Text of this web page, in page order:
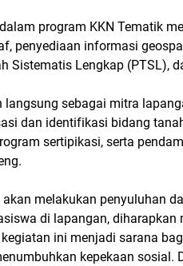
program KKN Tematik
penyediaan informasi
Sistematis Lengkap (PTSL),
langsung sebagai mitra
dan identifikasi bidang
sertipikasi, serta
melakukan penyuluhan
di lapangan,
ini menjadi sarana
kepekaan sosial.